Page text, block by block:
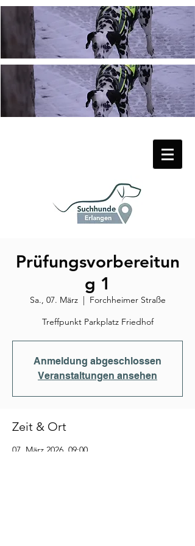
Prüfungsvorbereitun
g 1
Sa., 07. März
  |
Forchheimer Straße
Treffpunkt Parkplatz Friedhof
Anmeldung abgeschlossen
Veranstaltungen ansehen
Zeit & Ort
07. März 2026, 09:00